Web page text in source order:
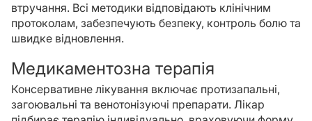
втручання. Всі методики відповідають клінічним
протоколам, забезпечують безпеку, контроль болю та
швидке відновлення.
Медикаментозна терапія
Консервативне лікування включає протизапальні,
загоювальні та венотонізуючі препарати. Лікар